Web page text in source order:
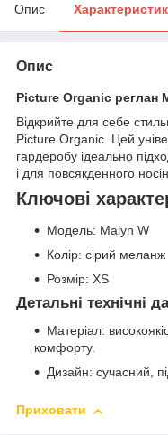
Опис
Опис
Picture Organic реглан
Відкрийте для себе
Picture Organic. Цей
гардеробу ідеально
і для повсякденного
Ключові
Модель: Malyn W
Колір: сірий меланж
Розмір: XS
Детальні технічні
Матеріал:
комфорту.
Дизайн: сучасний,
Приховати